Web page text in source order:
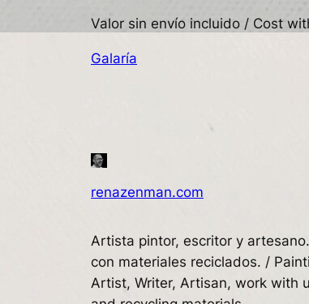
Valor sin envío incluido / Cost
Galaría
renazenman.com
Artista pintor, escritor y
con materiales reciclados. /
Artist, Writer, Artisan, work with